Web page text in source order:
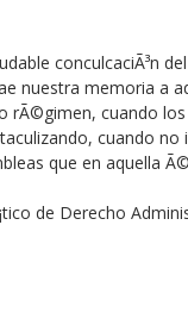
conculcaciÃ³n
nuestra memoria a
rÃ©gimen, cuando
cuando no
que en aquella
de Derecho